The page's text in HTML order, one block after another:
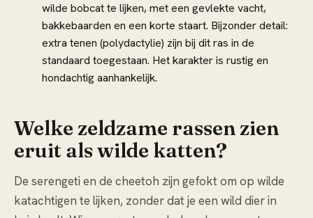
wilde bobcat te lijken, met een gevlekte vacht,
bakkebaarden en een korte staart. Bijzonder detail:
extra tenen (polydactylie) zijn bij dit ras in de
standaard toegestaan. Het karakter is rustig en
hondachtig aanhankelijk.
Welke zeldzame rassen zien
eruit als wilde katten?
De serengeti en de cheetoh zijn gefokt om op wilde
katachtigen te lijken, zonder dat je een wild dier in